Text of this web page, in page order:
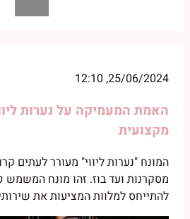
25/06/2024, 12:10
האמת המעמיקה על נערות
מקצועית
המונח "נערות ליווי" מעורר לעתים
מסקרנות ועד בוז. זהו מונח
להתייחס למלוות המציעות את